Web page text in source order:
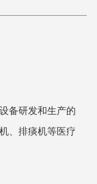
备研发和生产的
、排痰机等医疗